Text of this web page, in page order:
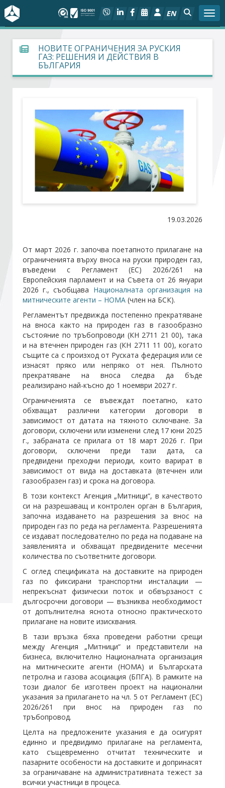
EN
За БСК
На фокус
Социален диалог
Дейности
Арбитражен съд
Стани член
Абонирайте се!
НОВИТЕ ОГРАНИЧЕНИЯ ЗА РУСКИЯ
ГАЗ: РЕШЕНИЯ И ДЕЙСТВИЯ В
БЪЛГАРИЯ
19.03.2026
От март 2026 г. започва поетапното прилагане на
ограниченията върху вноса на руски природен газ,
въведени с Регламент (ЕС) 2026/261 на
Европейския парламент и на Съвета от 26 януари
2026 г., съобщава Националната организация на
митническите агенти – НОМА (член на БСК).
Регламентът предвижда постепенно прекратяване
на вноса както на природен газ в газообразно
състояние по тръбопроводи (КН 2711 21 00), така
и на втечнен природен газ (КН 2711 11 00), когато
същите са с произход от Руската федерация или се
изнасят пряко или непряко от нея. Пълното
прекратяване на вноса следва да бъде
реализирано най-късно до 1 ноември 2027 г.
Ограниченията се въвеждат поетапно, като
обхващат различни категории договори в
зависимост от датата на тяхното сключване. За
договори, сключени или изменени след 17 юни 2025
г., забраната се прилага от 18 март 2026 г. При
договори, сключени преди тази дата, са
предвидени преходни периоди, които варират в
зависимост от вида на доставката (втечнен или
газообразен газ) и срока на договора.
В този контекст Агенция „Митници“, в качеството
си на разрешаващ и контролен орган в България,
започна издаването на разрешения за внос на
природен газ по реда на регламента. Разрешенията
се издават последователно по реда на подаване на
заявленията и обхващат предвидените месечни
количества по съответните договори.
С оглед спецификата на доставките на природен
газ по фиксирани транспортни инсталации —
непрекъснат физически поток и обвързаност с
дългосрочни договори — възниква необходимост
от допълнителна яснота относно практическото
прилагане на новите изисквания.
В тази връзка бяха проведени работни срещи
между Агенция „Митници“ и представители на
бизнеса, включително Националната организация
на митническите агенти (НОМА) и Българската
петролна и газова асоциация (БПГА). В рамките на
този диалог бе изготвен проект на национални
указания за прилагането на чл. 5 от Регламент (ЕС)
2026/261 при внос на природен газ по
тръбопровод.
Целта на предложените указания е да осигурят
единно и предвидимо прилагане на регламента,
като същевременно отчитат техническите и
пазарните особености на доставките и допринасят
за ограничаване на административната тежест за
всички участници в процеса.